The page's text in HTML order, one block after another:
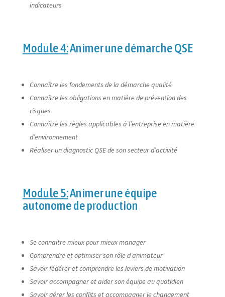
indicateurs
Module 4:Animer une démarche QSE
Connaître les fondements de la démarche qualité
Connaître les obligations en matière de prévention des
risques
Connaitre les règles applicables à l’entreprise en matière
d’environnement
Réaliser un diagnostic QSE de son secteur d’activité
Module 5:Animer une équipe
autonome de production
Se connaitre mieux pour mieux manager
Comprendre et optimiser son rôle d’animateur
Savoir fédérer et comprendre les leviers de motivation
Savoir accompagner et aider son équipe au quotidien
Savoir gérer les conflits et accompagner le changement